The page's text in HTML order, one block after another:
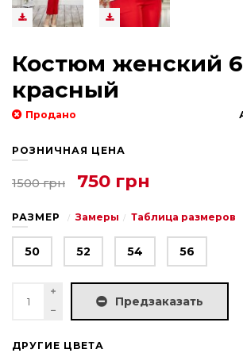
Костюм женский
красный
Продано
РОЗНИЧНАЯ ЦЕНА
1500 грн 750 грн
РАЗМЕР Замеры Таблица размеров
50 52 54 56
Предзаказать
ДРУГИЕ ЦВЕТА